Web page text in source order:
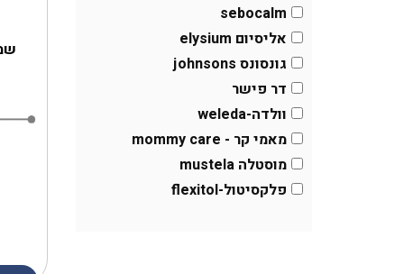
sebocalm
אליסיום elysium
גונסונס johnsons
דר פישר
וולדה-weleda
מאמי קר - mommy care
מוסטלה mustela
פלקסיטול-flexitol